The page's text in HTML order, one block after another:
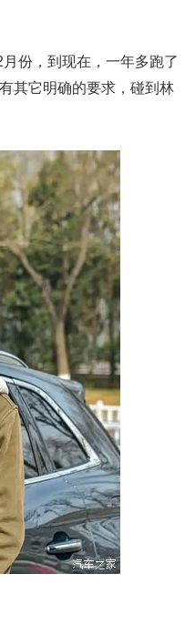
份，到现在，一年多跑了
其它明确的要求，碰到林